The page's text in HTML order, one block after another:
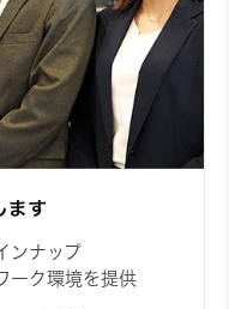
6,180円～/日
1DK
詳しく見る
ます
ンナップ
ーク環境を提供